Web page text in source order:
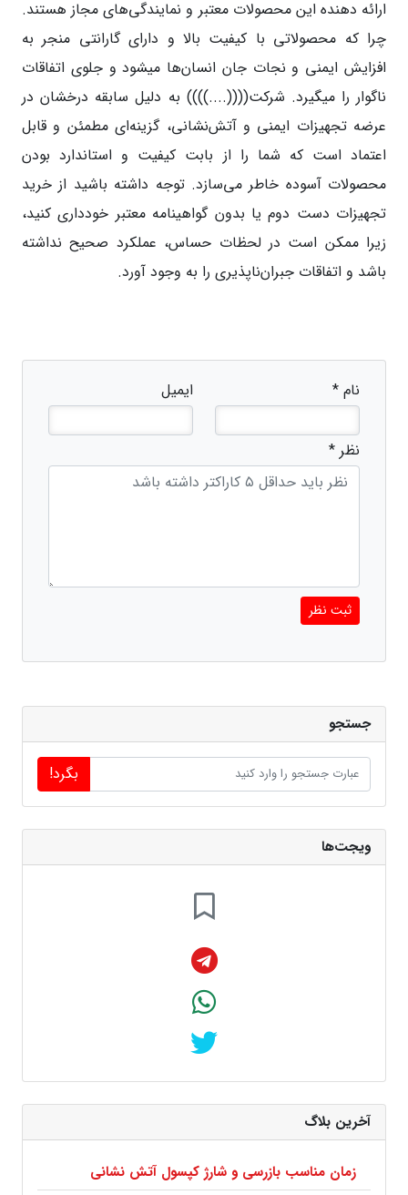
ارائه دهنده این محصولات معتبر و نمایندگی‌های مجاز هستند.
چرا که محصولاتی با کیفیت بالا و دارای گارانتی منجر به
افزایش ایمنی و نجات جان انسان‌ها میشود و جلوی اتفاقات
ناگوار را میگیرد. شرکت((((....)))) به دلیل سابقه درخشان در
عرضه تجهیزات ایمنی و آتش‌نشانی، گزینه‌ای مطمئن و قابل
اعتماد است که شما را از بابت کیفیت و استاندارد بودن
محصولات آسوده خاطر می‌سازد. توجه داشته باشید از خرید
تجهیزات دست دوم یا بدون گواهینامه معتبر خودداری کنید،
زیرا ممکن است در لحظات حساس، عملکرد صحیح نداشته
باشد و اتفاقات جبران‌ناپذیری را به وجود آورد.
نام * ایمیل
نظر *
ثبت نظر
جستجو
بگرد!
ویجت‌ها
آخرین بلاگ
زمان مناسب بازرسی و شارژ کپسول آتش نشانی